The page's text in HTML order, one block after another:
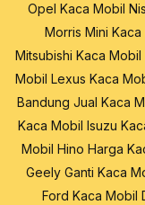
Opel Kaca Mobil
Morris Mini Kaca
Mitsubishi Kaca
Mobil Lexus Kaca
Bandung Jual Kaca
Kaca Mobil Isuzu
Mobil Hino Harga
Geely Ganti Kaca
Ford Kaca Mobil